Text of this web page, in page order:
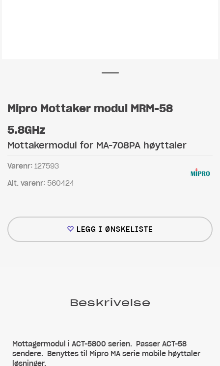
Mipro Mottaker modul MRM-58
5.8GHz
Mottakermodul for MA-708PA høyttaler
Varenr: 127593
Alt. varenr: 560424
LEGG I ØNSKELISTE
Beskrivelse
Mottagermodul i ACT-5800 serien. Passer ACT-58
sendere. Benyttes til Mipro MA serie mobile høyttaler
løsninger.